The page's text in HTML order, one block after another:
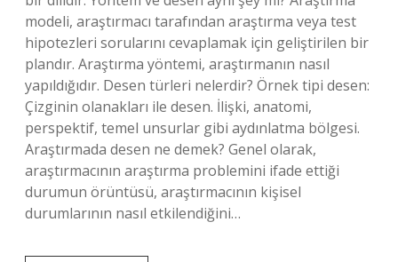
modeli, araştırmacı tarafından araştırma veya test
hipotezleri sorularını cevaplamak için geliştirilen bir
plandır. Araştırma yöntemi, araştırmanın nasıl
yapıldığıdır. Desen türleri nelerdir? Örnek tipi desen:
Çizginin olanakları ile desen. İlişki, anatomi,
perspektif, temel unsurlar gibi aydınlatma bölgesi.
Araştırmada desen ne demek? Genel olarak,
araştırmacının araştırma problemini ifade ettiği
durumun örüntüsü, araştırmacının kişisel
durumlarının nasıl etkilendiğini…